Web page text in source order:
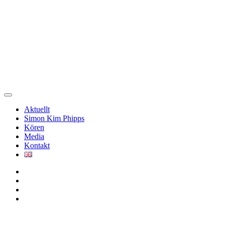
The Swedish Chamber Choir
Aktuellt
Simon Kim Phipps
Kören
Media
Kontakt